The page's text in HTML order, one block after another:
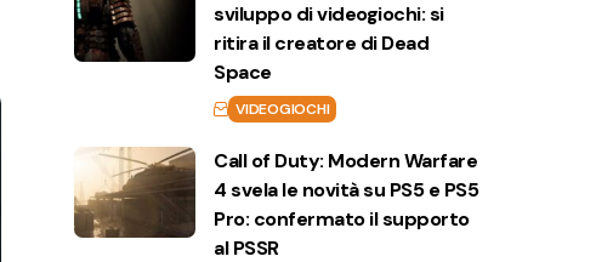
sviluppo di videogiochi: si
ritira il creatore di Dead
Space
VIDEOGIOCHI
Call of Duty: Modern Warfare
4 svela le novità su PS5 e PS5
Pro: confermato il supporto
al PSSR